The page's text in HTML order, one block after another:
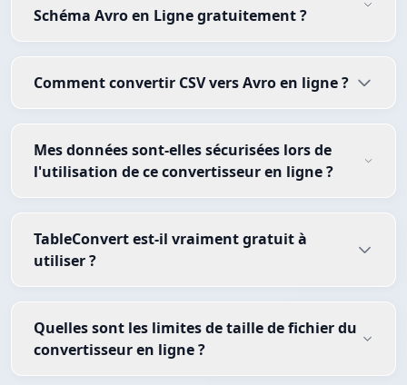
Schéma Avro en Ligne gratuitement ?
Comment convertir CSV vers Avro en ligne ?
Mes données sont-elles sécurisées lors de
l'utilisation de ce convertisseur en ligne ?
TableConvert est-il vraiment gratuit à
utiliser ?
Quelles sont les limites de taille de fichier du
convertisseur en ligne ?